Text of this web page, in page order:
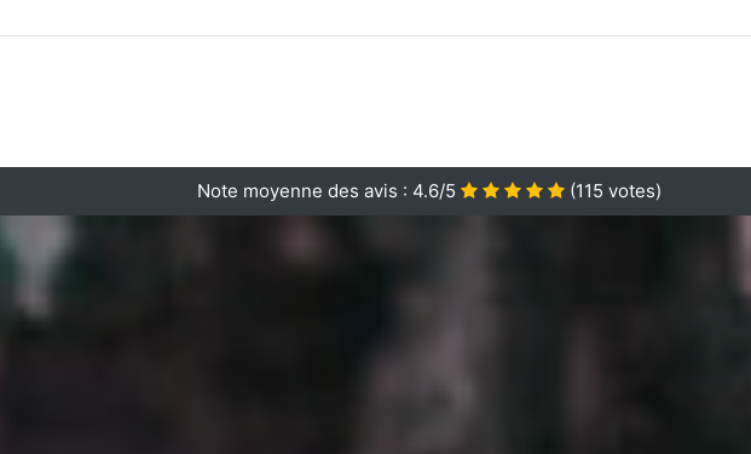
Note moyenne des avis : 4.6/5 (115 votes)